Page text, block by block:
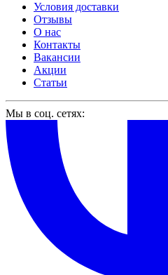
Условия доставки
Отзывы
О нас
Контакты
Вакансии
Акции
Статьи
Мы в соц. сетях: